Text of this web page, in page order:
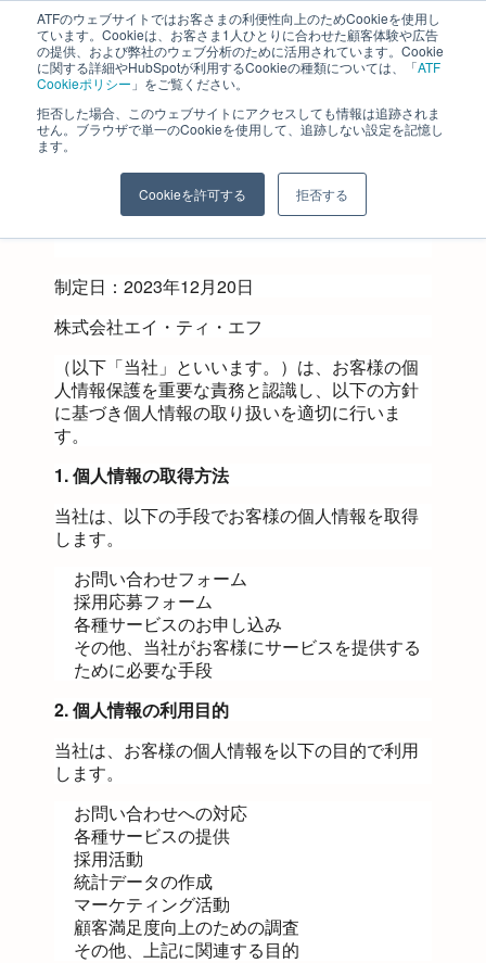
ATFのウェブサイトではお客さまの利便性向上のためCookieを使用し
ています。Cookieは、お客さま1人ひとりに合わせた顧客体験や広告
の提供、および弊社のウェブ分析のために活用されています。Cookie
に関する詳細やHubSpotが利用するCookieの種類については、「ATF
Cookieポリシー 」をご覧ください。
拒否した場合、このウェブサイトにアクセスしても情報は追跡されま
せん。ブラウザで単一のCookieを使用して、追跡しない設定を記憶し
ます。
Cookieを許可する 拒否する
株式会社 エイ・ティ・エフ​
制定日：2023年12月20日
株式会社エイ・ティ・エフ
（以下「当社」 といいます。）は、お客様の個
人情報保護を重要な責務と認識し、以下の方針
に基づき個人情報の取り扱いを適切に行いま
す。
1. 個人情報の取得方法
当社は、以下の手段でお客様の個人情報を取得
します。
お問い合わせフォーム
採用応募フォーム
各種サービスのお申し込み
その他、当社がお客様にサービスを提供する
ために必要な手段
2. 個人情報の利用目的
当社は、お客様の個人情報を以下の目的で利用
します。
お問い合わせへの対応
各種サービスの提供
採用活動
統計データの作成
マーケティング活動
顧客満足度向上のための調査
その他、上記に関連する目的